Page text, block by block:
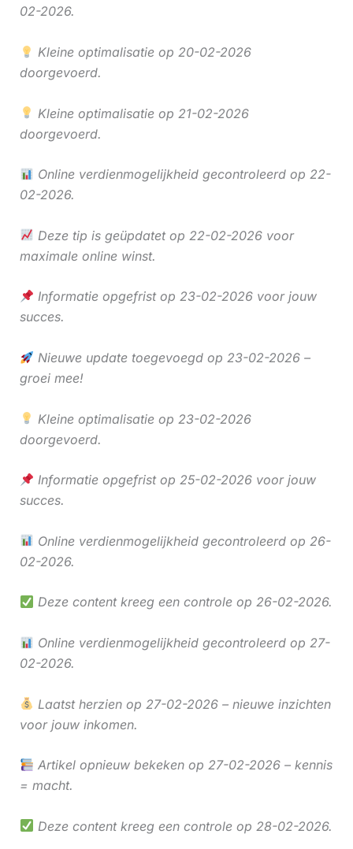
02-2026.
Kleine optimalisatie op 20-02-2026
doorgevoerd.
Kleine optimalisatie op 21-02-2026
doorgevoerd.
Online verdienmogelijkheid gecontroleerd op 22-
02-2026.
Deze tip is geüpdatet op 22-02-2026 voor
maximale online winst.
Informatie opgefrist op 23-02-2026 voor jouw
succes.
Nieuwe update toegevoegd op 23-02-2026 –
groei mee!
Kleine optimalisatie op 23-02-2026
doorgevoerd.
Informatie opgefrist op 25-02-2026 voor jouw
succes.
Online verdienmogelijkheid gecontroleerd op 26-
02-2026.
Deze content kreeg een controle op 26-02-2026.
Online verdienmogelijkheid gecontroleerd op 27-
02-2026.
Laatst herzien op 27-02-2026 – nieuwe inzichten
voor jouw inkomen.
Artikel opnieuw bekeken op 27-02-2026 – kennis
= macht.
Deze content kreeg een controle op 28-02-2026.